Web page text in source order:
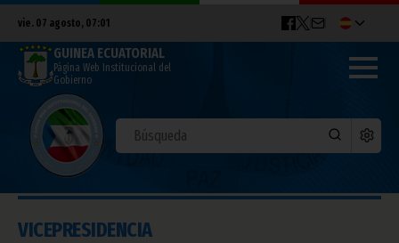
vie. 07 agosto, 07:01
GUINEA ECUATORIAL
Página Web Institucional del
Gobierno
VICEPRESIDENCIA